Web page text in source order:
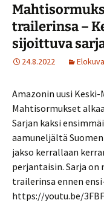
trailerinsa –
sijoittuva
24.8.2022
Amazonin uusi
Mahtisormukset
Sarjan kaksi
aamuneljältä
jakso kerrallaan
perjantaisin. Sarja on
trailerinsa ennen
https://youtu.be/